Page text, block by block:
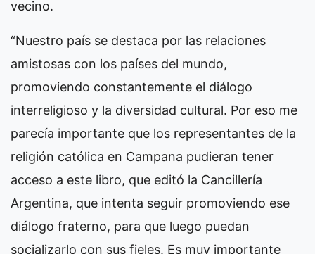
vecino.
“Nuestro país se destaca por las relaciones
amistosas con los países del mundo,
promoviendo constantemente el diálogo
interreligioso y la diversidad cultural. Por eso me
parecía importante que los representantes de la
religión católica en Campana pudieran tener
acceso a este libro, que editó la Cancillería
Argentina, que intenta seguir promoviendo ese
diálogo fraterno, para que luego puedan
socializarlo con sus fieles. Es muy importante